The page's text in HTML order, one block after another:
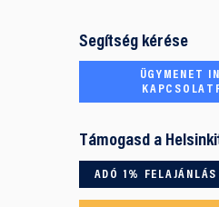
Segítség kérése
ÜGYMENET
Támogasd a
ADÓ 1% FELAJÁNLÁS